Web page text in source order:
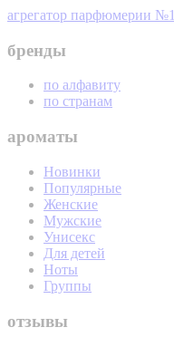
агрегатор парфюмерии №1
бренды
по алфавиту
по странам
ароматы
Новинки
Популярные
Женские
Мужские
Унисекс
Для детей
Ноты
Группы
отзывы